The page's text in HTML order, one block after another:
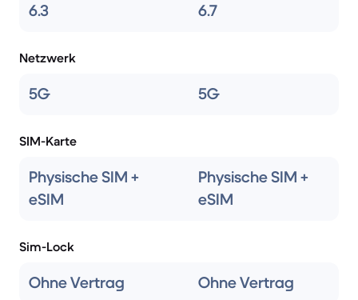
6.3 6.7
Netzwerk
5G 5G
SIM-Karte
Physische SIM +
eSIM
Physische SIM +
eSIM
Sim-Lock
Ohne Vertrag Ohne Vertrag